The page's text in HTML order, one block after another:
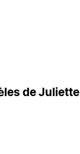
de Juliette